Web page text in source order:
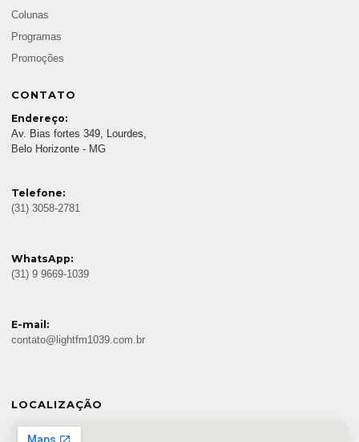
Colunas
Programas
Promoções
CONTATO
Endereço:
Av. Bias fortes 349, Lourdes,
Belo Horizonte - MG
Telefone:
(31) 3058-2781
WhatsApp:
(31) 9 9669-1039
E-mail:
contato@lightfm1039.com.br
LOCALIZAÇÃO